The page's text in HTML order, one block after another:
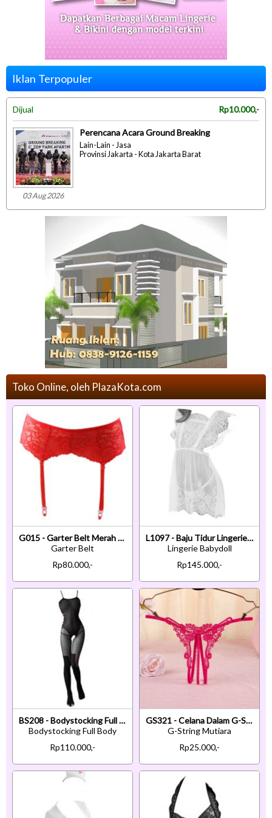
Iklan Terpopuler
Dijual Rp10.000,-
03 Aug 2026
Perencana Acara Ground Breaking
Lain-Lain - Jasa
Provinsi Jakarta - Kota Jakarta Barat
Toko Online, oleh PlazaKota.com
G015 - Garter Belt Merah Pengait 3 Baris Tali 4
Garter Belt
Rp80.000,-
L1097 - Baju Tidur Lingerie Babydoll Mini Dress Putih Transparan
Lingerie Babydoll
Rp145.000,-
BS208 - Bodystocking Full Body Hitam Transparan Model Teddy Crotchless
Bodystocking Full Body
Rp110.000,-
GS321 - Celana Dalam G-String Mutiara T-Back Crotchless Magenta
G-String Mutiara
Rp25.000,-